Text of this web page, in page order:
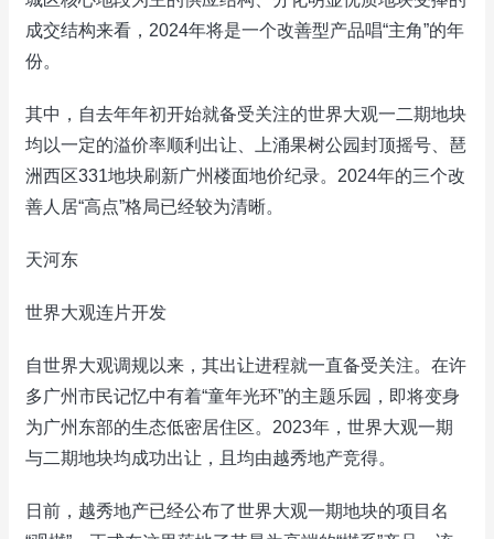
成交结构来看，2024年将是一个改善型产品唱“主角”的年
份。
其中，自去年年初开始就备受关注的世界大观一二期地块
均以一定的溢价率顺利出让、上涌果树公园封顶摇号、琶
洲西区331地块刷新广州楼面地价纪录。2024年的三个改
善人居“高点”格局已经较为清晰。
天河东
世界大观连片开发
自世界大观调规以来，其出让进程就一直备受关注。在许
多广州市民记忆中有着“童年光环”的主题乐园，即将变身
为广州东部的生态低密居住区。2023年，世界大观一期
与二期地块均成功出让，且均由越秀地产竞得。
日前，越秀地产已经公布了世界大观一期地块的项目名